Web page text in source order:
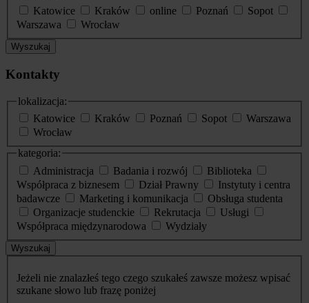
Katowice
Kraków online Poznań
Sopot
Warszawa
Wrocław
Wyszukaj
Kontakty
lokalizacja:
Katowice
Kraków Poznań Sopot
Warszawa
Wrocław
kategoria:
Administracja
Badania i rozwój
Biblioteka
Współpraca z biznesem
Dział Prawny
Instytuty i centra
badawcze
Marketing i komunikacja
Obsługa studenta
Organizacje studenckie
Rekrutacja
Usługi
Współpraca międzynarodowa
Wydziały
Wyszukaj
Jeżeli nie znalazłeś tego czego szukałeś zawsze możesz wpisać
szukane słowo lub frazę poniżej